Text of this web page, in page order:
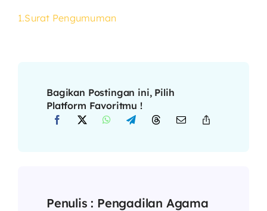
1.Surat Pengumuman
Bagikan Postingan ini, Pilih
Platform Favoritmu !
Penulis : Pengadilan Agama